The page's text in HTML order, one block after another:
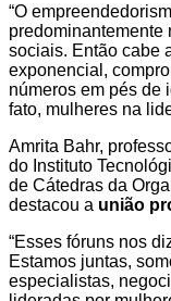
“O
predominantemente
sociais. Então cabe
exponencial,
números em pés de
fato, mulheres na
Amrita Bahr,
do Instituto
de Cátedras da
destacou a união
“Esses fóruns nos
Estamos juntas,
especialistas,